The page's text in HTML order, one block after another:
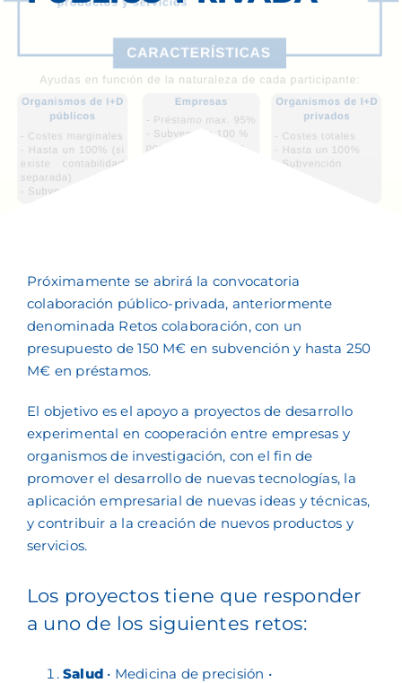
Soporte
Contacto
Próximamente se abrirá la convocatoria
colaboración público-privada, anteriormente
denominada Retos colaboración, con un
presupuesto de 150 M€ en subvención y hasta 250
M€ en préstamos.
El objetivo es el apoyo a proyectos de desarrollo
experimental en cooperación entre empresas y
organismos de investigación, con el fin de
promover el desarrollo de nuevas tecnologías, la
aplicación empresarial de nuevas ideas y técnicas,
y contribuir a la creación de nuevos productos y
servicios.
Los proyectos tiene que responder
a uno de los siguientes retos:
Salud • Medicina de precisión •